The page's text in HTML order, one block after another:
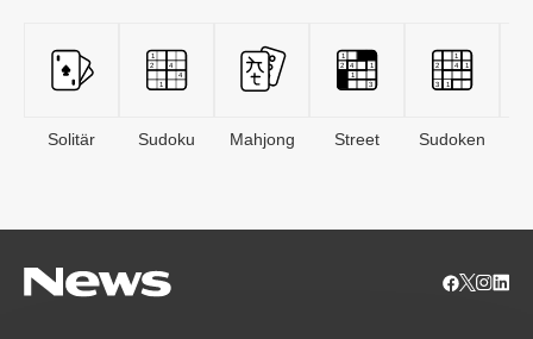
Solitär Sudoku Mahjong Street Sudoken